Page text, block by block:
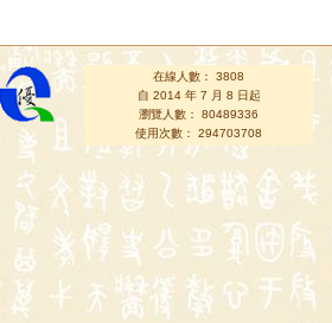
在線人數： 3808
自 2014 年 7 月 8 日起
瀏覽人數： 80489336
使用次數： 294703708